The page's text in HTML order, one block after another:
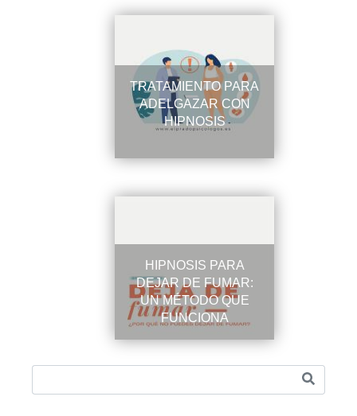
TRATAMIENTO PARA
ADELGAZAR CON
HIPNOSIS
HIPNOSIS PARA
DEJAR DE FUMAR:
UN MÉTODO QUE
FUNCIONA